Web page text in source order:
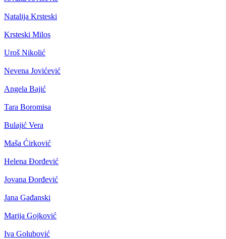
Natalija Krsteski
Krsteski Milos
Uroš Nikolić
Nevena Jovićević
Angela Bajić
Tara Boromisa
Bulajić Vera
Maša Ćirković
Helena Đorđević
Jovana Đorđević
Jana Gađanski
Marija Gojković
Iva Golubović